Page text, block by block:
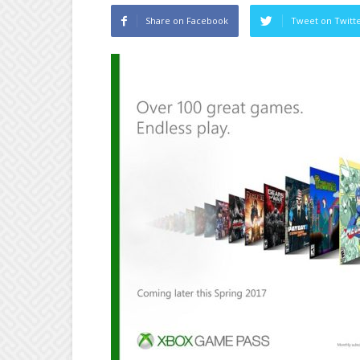
Share on Facebook Tweet on